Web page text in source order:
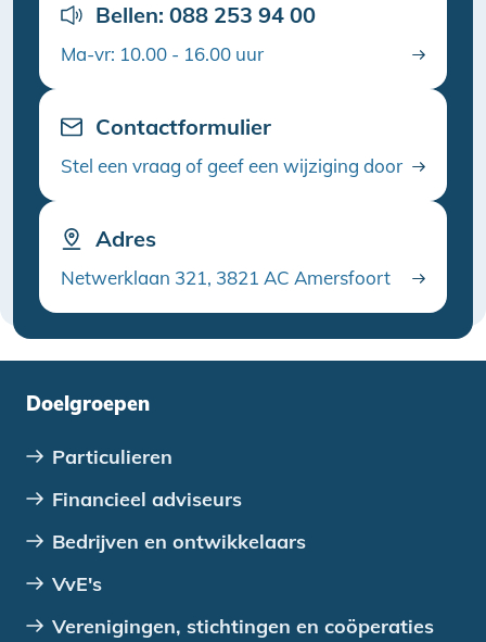
Bellen: 088 253 94 00
Ma-vr: 10.00 - 16.00 uur
Contactformulier
Stel een vraag of geef een wijziging door
Adres
Netwerklaan 321, 3821 AC Amersfoort
Doelgroepen
Particulieren
Financieel adviseurs
Bedrijven en ontwikkelaars
VvE's
Verenigingen, stichtingen en coöperaties